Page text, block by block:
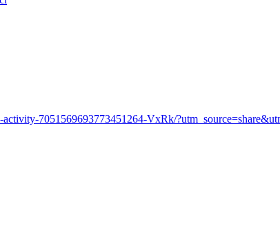
7051569693773451264-VxRk/